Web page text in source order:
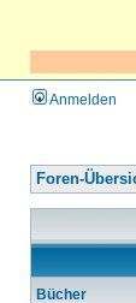
Anmelden
Foren-
Bücher